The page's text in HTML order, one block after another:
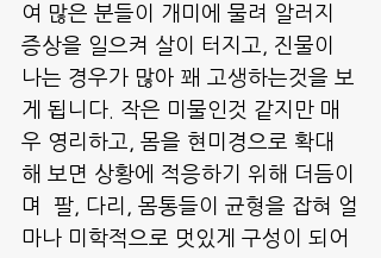
여 많은 분들이 개미에 물려 알러지
증상을 일으켜 살이 터지고, 진물이
나는 경우가 많아 꽤 고생하는것을 보
게 됩니다. 작은 미물인것 같지만 매
우 영리하고, 몸을 현미경으로 확대
해 보면 상황에 적응하기 위해 더듬이
며  팔, 다리, 몸통들이 균형을 잡혀 얼
마나 미학적으로 멋있게 구성이 되어